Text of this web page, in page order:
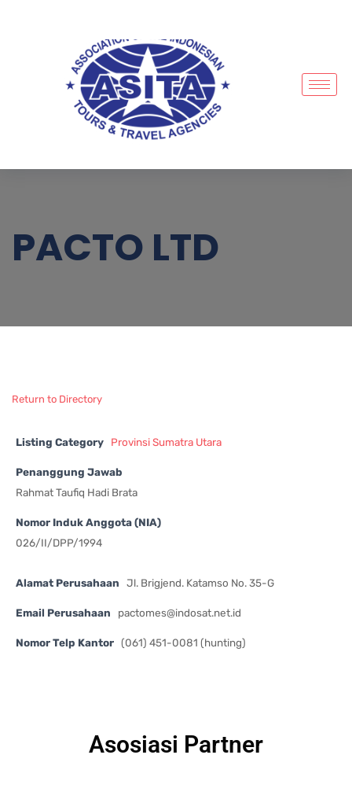
PACTO LTD
Return to Directory
Listing Category Provinsi Sumatra Utara
Penanggung Jawab
Rahmat Taufiq Hadi Brata
Nomor Induk Anggota (NIA)
026/II/DPP/1994
Alamat Perusahaan Jl. Brigjend. Katamso No. 35-G
Email Perusahaan pactomes@indosat.net.id
Nomor Telp Kantor (061) 451-0081 (hunting)
Asosiasi Partner